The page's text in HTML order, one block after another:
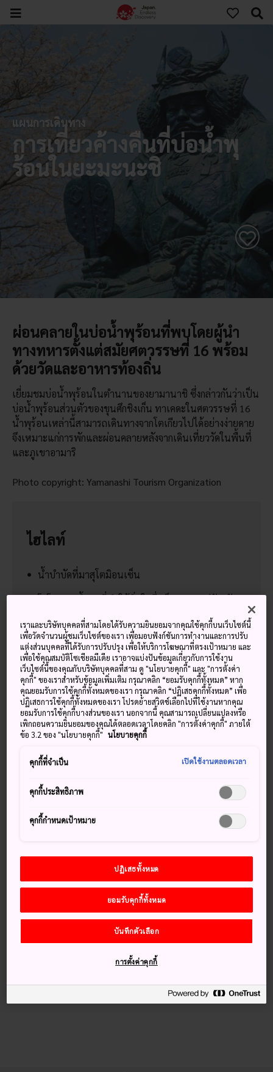
แผนการเดินทาง
การเที่ยวค้างคืนที่บ่อน้ำพุ
ร้อนในยะมะนะชิ
ผ่อนคลายในบ่อน้ำพุร้อนที่พบโดยผู้นำ
ทางทหารตั้งแต่สมัยศตวรรษที่ 16 พร้อม
ด้วยวัดและอาหารท้องถิ่น
เยี่ยมชมบ่อน้ำพุร้อนในตำนานของยามานาชิ ซึ่งกล่าวกันว่าเป็น
บ่อน้ำพุร้อนส่วนตัวของขุนศึกชิงเก็น ทาเคดะในศตวรรษที่ 16
น้ำพุร้อนเหล่านี้สามารถเดินทางจากโตเกียวไปได้อย่างง่ายดาย
จึงเหมาะแก่การพักและผ่อนคลายหลังจากเดินเที่ยววัดในพื้นที่
และภูเขาอามาริ
Photo copyright: Yamanashi Tourism Organization
ไฮไลท์
น้ำบำบัดที่มาสุโตมิอนเซ็น
สวนภูมิทัศน์อันโดดเด่นที่วัดเอรินจิ
วิธีการเดินทาง
1 ชั่วโมง 30 นาที
เราและบริษัทบุคคลที่สามโดยได้รับความยินยอมจากคุณใช้คุกกี้บนเว็บไซต์นี้
เพื่อวัดจำนวนผู้ชมเว็บไซต์ของเรา เพื่อมอบฟังก์ชันการทำงานและการปรับ
แต่งส่วนบุคคลที่ได้รับการปรับปรุง เพื่อให้บริการโฆษณาที่ตรงเป้าหมาย และ
เพื่อใช้คุณสมบัติโซเชียลมีเดีย เราอาจแบ่งปันข้อมูลเกี่ยวกับการใช้งาน
เว็บไซต์นี้ของคุณกับบริษัทบุคคลที่สาม ดู "นโยบายคุกกี้" และ "การตั้งค่า
คุกกี้" ของเราสำหรับข้อมูลเพิ่มเติม กรุณาคลิก “ยอมรับคุกกี้ทั้งหมด” หาก
คุณยอมรับการใช้คุกกี้ทั้งหมดของเรา กรุณาคลิก “ปฏิเสธคุกกี้ทั้งหมด” เพื่อ
ปฏิเสธการใช้คุกกี้ทั้งหมดของเรา โปรดย้ายสวิตช์เลือกไปที่ใช้งานหากคุณ
ยอมรับการใช้คุกกี้บางส่วนของเรา นอกจากนี้ คุณสามารถเปลี่ยนแปลงหรือ
เพิกถอนความยินยอมของคุณได้ตลอดเวลาโดยคลิก "การตั้งค่าคุกกี้" ภายใต้
ข้อ 3.2 ของ "นโยบายคุกกี้" นโยบายคุกกี้
คุกกี้ที่จำเป็น เปิดใช้งานตลอดเวลา
คุกกี้ประสิทธิภาพ
คุกกี้กำหนดเป้าหมาย
ปฏิเสธทั้งหมด
ยอมรับคุกกี้ทั้งหมด
บันทึกตัวเลือก
การตั้งค่าคุกกี้